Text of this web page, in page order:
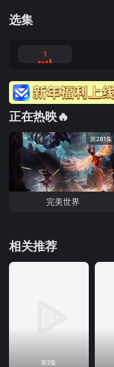
选集
1
正在热映🔥
第281集
完美世界
相关推荐
第2集